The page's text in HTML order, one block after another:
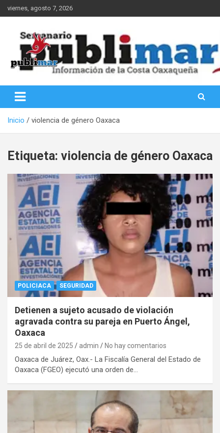
Saltar
al
viernes, agosto 7, 2026
PubliMar
Inicio violencia de género Oaxaca
Etiqueta: violencia de género Oaxaca
POLICIACA SEGURIDAD
Detienen a sujeto acusado de violación
agravada contra su pareja en Puerto Ángel,
Oaxaca
25 de abril de 2025 admin No hay comentarios
Oaxaca de Juárez, Oax.- La Fiscalía General del Estado de
Oaxaca (FGEO) ejecutó una orden de…